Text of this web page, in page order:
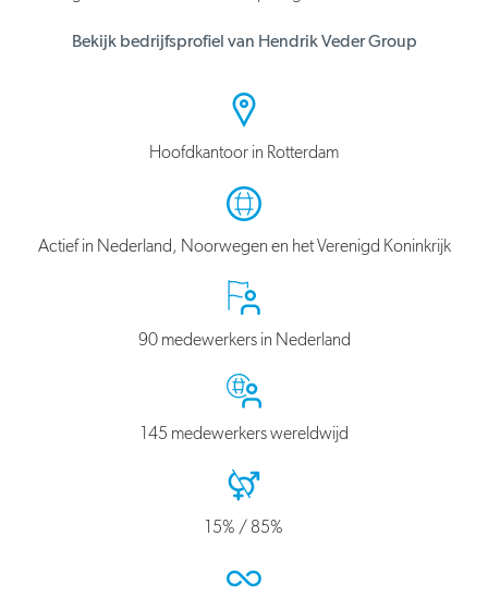
Bekijk bedrijfsprofiel van Hendrik Veder Group
Hoofdkantoor in Rotterdam
Actief in Nederland, Noorwegen en het Verenigd Koninkrijk
90 medewerkers in Nederland
145 medewerkers wereldwijd
15% / 85%